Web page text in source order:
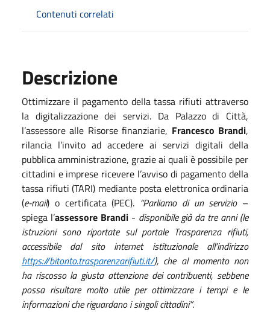
Contenuti correlati
Descrizione
Ottimizzare il pagamento della tassa rifiuti attraverso
la digitalizzazione dei servizi. Da Palazzo di Città,
l’assessore alle Risorse finanziarie, Francesco Brandi,
rilancia l’invito ad accedere ai servizi digitali della
pubblica amministrazione, grazie ai quali è possibile per
cittadini e imprese ricevere l’avviso di pagamento della
tassa rifiuti (TARI) mediante posta elettronica ordinaria
(e-mail) o certificata (PEC). “Parliamo di un servizio–
spiega l’assessore Brandi- disponibile già da tre anni (le
istruzioni sono riportate sul portale Trasparenza rifiuti,
accessibile dal sito internet istituzionale all’indirizzo
https://bitonto.trasparenzarifiuti.it/), che al momento non
ha riscosso la giusta attenzione dei contribuenti, sebbene
possa risultare molto utile per ottimizzare i tempi e le
informazioni che riguardano i singoli cittadini”.